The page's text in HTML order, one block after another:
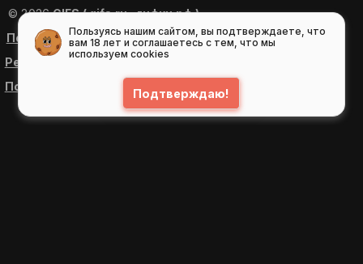
© 2026GIFS ( gifs.ru , гифки.рф )
Пользовательское соглашение
Рекомендательные технологии
Политика конфиденциальности
Пользуясь нашим сайтом, вы подтверждаете, что
вам 18 лет и соглашаетесь с тем, что мы
используем cookies
Подтверждаю!